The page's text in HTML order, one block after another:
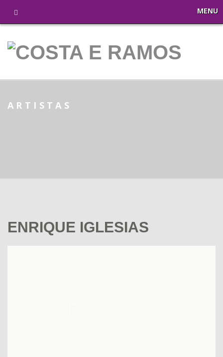
MENU
ARTISTAS
ENRIQUE IGLESIAS